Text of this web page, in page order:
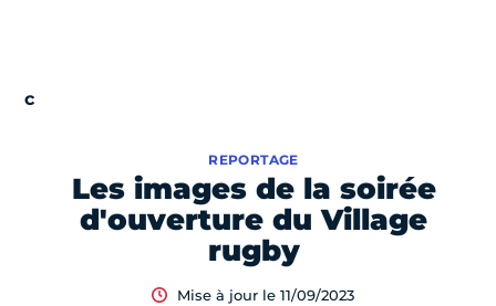
Les images de la soirée
d'ouverture du Village
rugby
REPORTAGE
Mise à jour le 11/09/2023